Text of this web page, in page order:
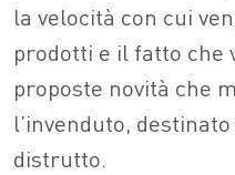
la velocità con cui
prodotti e il fatto che
proposte novità che
l’invenduto,
distrutto.